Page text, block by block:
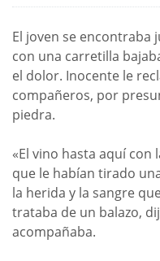
El joven se encontraba
con una carretilla
el dolor. Inocente le
compañeros, por
piedra.
«El vino hasta aquí con
que le habían tirado
la herida y la sangre
trataba de un balazo,
acompañaba.